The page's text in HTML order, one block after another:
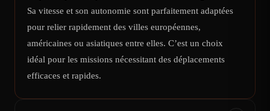
Sa vitesse et son autonomie sont parfaitement adaptées
pour relier rapidement des villes européennes,
américaines ou asiatiques entre elles. C’est un choix
idéal pour les missions nécessitant des déplacements
efficaces et rapides.